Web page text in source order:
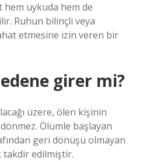
hem uykuda hem de
Ruhun bilinçli veya
etmesine izin veren bir
girer mi?
üzere, ölen kişinin
Ölümle başlayan
geri dönüşü olmayan
edilmiştir.